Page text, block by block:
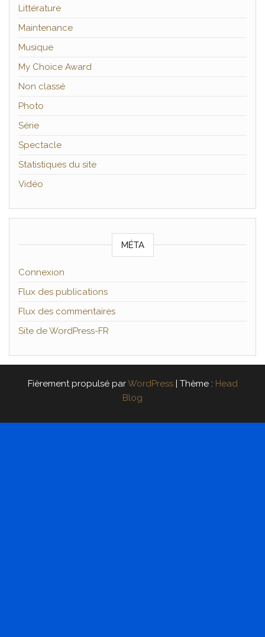
Littérature
Maintenance
Musique
My Choice Award
Non classé
Photo
Série
Spectacle
Statistiques du site
Vidéo
MÉTA
Connexion
Flux des publications
Flux des commentaires
Site de WordPress-FR
Fièrement propulsé parWordPress | Thème : Head
Blog